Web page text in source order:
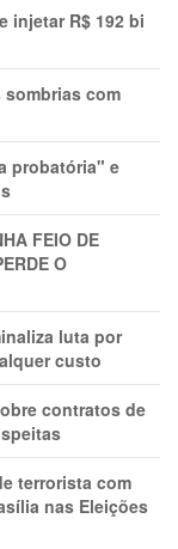
injetar R$ 192 bi
com
probatória" e
FEIO DE
O
luta por
custo
contratos de
terrorista com
nas Eleições